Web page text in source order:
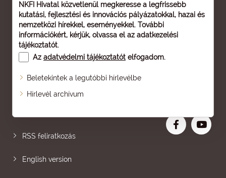
NKFI Hivatal közvetlenül megkeresse a legfrissebb
kutatási, fejlesztési és innovációs pályázatokkal, hazai és
nemzetközi hírekkel, eseményekkel. További
információkért, kérjük, olvassa el az adatkezelési
tájékoztatót.
Az adatvédelmi tájékoztatót elfogadom.
Beletekintek a legutóbbi hírlevélbe
Hírlevél archívum
Oldaltérkép
RSS feliratkozás
English version